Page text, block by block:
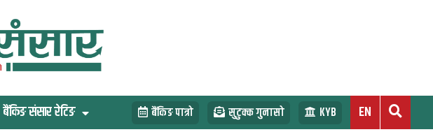
बैंकिङ संसार रेटिङ बैंकिङ पात्रो सुटुक्क गुनासो KYB EN